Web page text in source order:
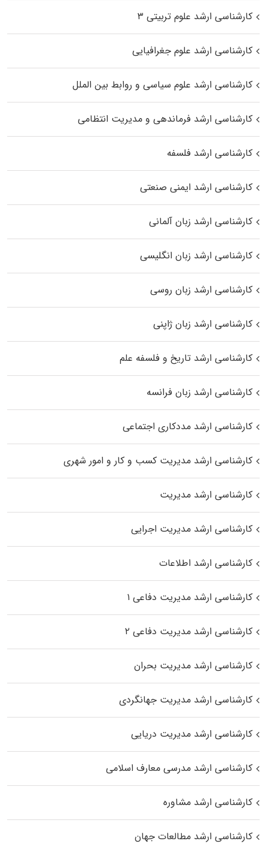
کارشناسی ارشد علوم تربیتی ۳
کارشناسی ارشد علوم جغرافیایی
کارشناسی ارشد علوم سیاسی و روابط بین الملل
کارشناسی ارشد فرماندهی و مدیریت انتظامی
کارشناسی ارشد فلسفه
کارشناسی ارشد ایمنی صنعتی
کارشناسی ارشد زبان آلمانی
کارشناسی ارشد زبان انگلیسی
کارشناسی ارشد زبان روسی
کارشناسی ارشد زبان ژاپنی
کارشناسی ارشد تاریخ و فلسفه علم
کارشناسی ارشد زبان فرانسه
کارشناسی ارشد مددکاری اجتماعی
کارشناسی ارشد مدیریت کسب و کار و امور شهری
کارشناسی ارشد مدیریت
کارشناسی ارشد مدیریت اجرایی
کارشناسی ارشد اطلاعات
کارشناسی ارشد مدیریت دفاعی ۱
کارشناسی ارشد مدیریت دفاعی ۲
کارشناسی ارشد مدیریت بحران
کارشناسی ارشد مدیریت جهانگردی
کارشناسی ارشد مدیریت دریایی
کارشناسی ارشد مدرسی معارف اسلامی
کارشناسی ارشد مشاوره
کارشناسی ارشد مطالعات جهان